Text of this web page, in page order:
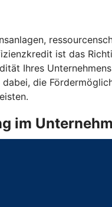
ist das
Ihres
die
im